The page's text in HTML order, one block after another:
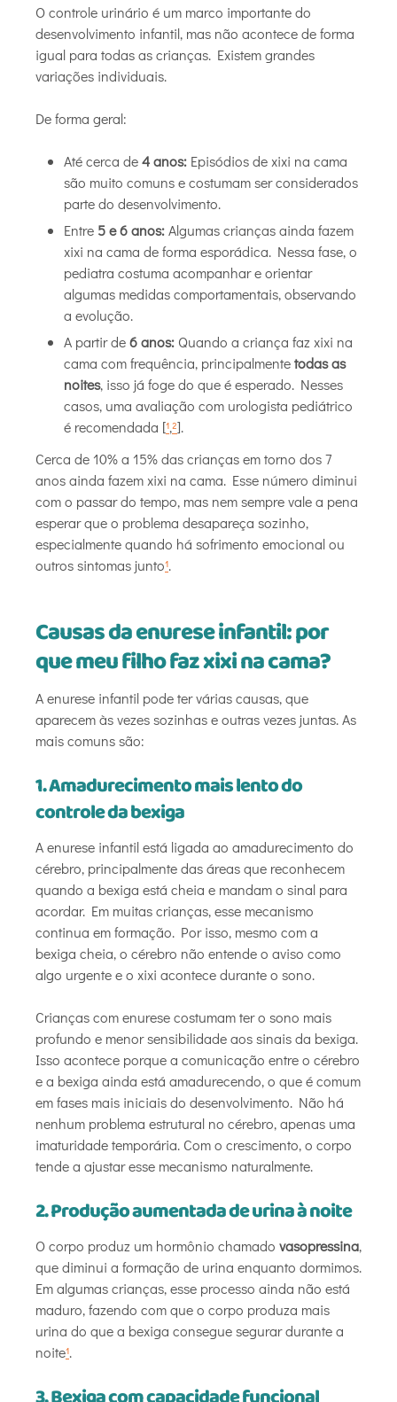
O controle urinário é um marco importante do
desenvolvimento infantil, mas não acontece de forma
igual para todas as crianças. Existem grandes
variações individuais.
De forma geral:
Até cerca de4 anos: Episódios de xixi na cama
são muito comuns e costumam ser considerados
parte do desenvolvimento.
Entre 5 e 6 anos:Algumas crianças ainda fazem
xixi na cama de forma esporádica. Nessa fase, o
pediatra costuma acompanhar e orientar
algumas medidas comportamentais, observando
a evolução.
A partir de6 anos: Quando a criança faz xixi na
cama com frequência, principalmentetodas as
noites, isso já foge do que é esperado. Nesses
casos, uma avaliação com urologista pediátrico
é recomendada [¹,²].
Cerca de 10% a 15% das crianças em torno dos 7
anos ainda fazem xixi na cama. Esse número diminui
com o passar do tempo, mas nem sempre vale a pena
esperar que o problema desapareça sozinho,
especialmente quando há sofrimento emocional ou
outros sintomas junto¹.
Causas da enurese infantil: por
que meu filho faz xixi na cama?
A enurese infantil pode ter várias causas, que
aparecem às vezes sozinhas e outras vezes juntas. As
mais comuns são:
1. Amadurecimento mais lento do
controle da bexiga
A enurese infantil está ligada ao amadurecimento do
cérebro, principalmente das áreas que reconhecem
quando a bexiga está cheia e mandam o sinal para
acordar. Em muitas crianças, esse mecanismo
continua em formação. Por isso, mesmo com a
bexiga cheia, o cérebro não entende o aviso como
algo urgente e o xixi acontece durante o sono.
Crianças com enurese costumam ter o sono mais
profundo e menor sensibilidade aos sinais da bexiga.
Isso acontece porque a comunicação entre o cérebro
e a bexiga ainda está amadurecendo, o que é comum
em fases mais iniciais do desenvolvimento. Não há
nenhum problema estrutural no cérebro, apenas uma
imaturidade temporária. Com o crescimento, o corpo
tende a ajustar esse mecanismo naturalmente.
2. Produção aumentada de urina à noite
O corpo produz um hormônio chamado vasopressina,
que diminui a formação de urina enquanto dormimos.
Em algumas crianças, esse processo ainda não está
maduro, fazendo com que o corpo produza mais
urina do que a bexiga consegue segurar durante a
noite¹.